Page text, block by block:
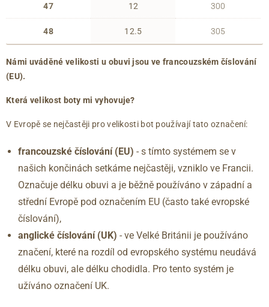
47
48
12
12.5
300
305
Námi uváděné velikosti u obuvi jsou ve francouzském číslování
(EU).
Která velikost boty mi vyhovuje?
V Evropě se nejčastěji pro velikosti bot používají tato označení:
francouzské číslování (EU) - s tímto systémem se v
našich končinách setkáme nejčastěji, vzniklo ve Francii.
Označuje délku obuvi a je běžně používáno v západní a
střední Evropě pod označením EU (často také evropské
číslování),
anglické číslování (UK) - ve Velké Británii je používáno
značení, které na rozdíl od evropského systému neudává
délku obuvi, ale délku chodidla. Pro tento systém je
užíváno označení UK.